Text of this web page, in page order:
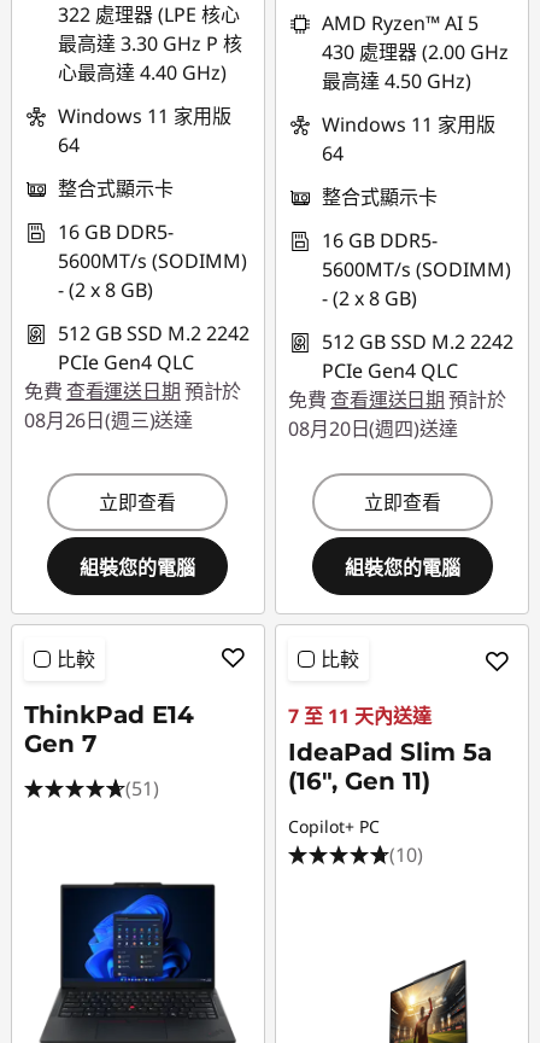
322 處理器 (LPE 核心
最高達 3.30 GHz P 核
心最高達 4.40 GHz)
Windows 11 家用版
64
整合式顯示卡
16 GB DDR5-
5600MT/s (SODIMM)
- (2 x 8 GB)
512 GB SSD M.2 2242
PCIe Gen4 QLC
免費 查看運送日期預計於
08月26日(週三)送達
立即查看
組裝您的電腦
AMD Ryzen™ AI 5
430 處理器 (2.00 GHz
最高達 4.50 GHz)
Windows 11 家用版
64
整合式顯示卡
16 GB DDR5-
5600MT/s (SODIMM)
- (2 x 8 GB)
512 GB SSD M.2 2242
PCIe Gen4 QLC
免費 查看運送日期預計於
08月20日(週四)送達
立即查看
組裝您的電腦
比較
ThinkPad E14
Gen 7
(51)
比較
7 至 11 天內送達
IdeaPad Slim 5a
(16", Gen 11)
Copilot+ PC
(10)